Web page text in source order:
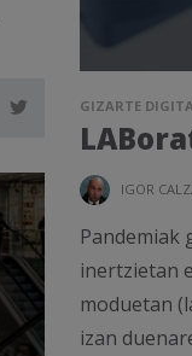
GIZARTE
IGOR
inertzietan
moduetan
izan